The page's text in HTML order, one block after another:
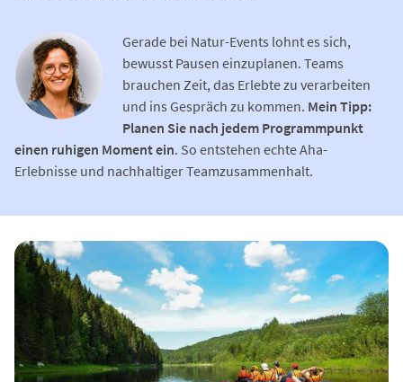
Gerade bei Natur-Events lohnt es sich,
bewusst Pausen einzuplanen. Teams
brauchen Zeit, das Erlebte zu verarbeiten
und ins Gespräch zu kommen. Mein Tipp:
Planen Sie nach jedem Programmpunkt
einen ruhigen Moment ein. So entstehen echte Aha-
Erlebnisse und nachhaltiger Teamzusammenhalt.